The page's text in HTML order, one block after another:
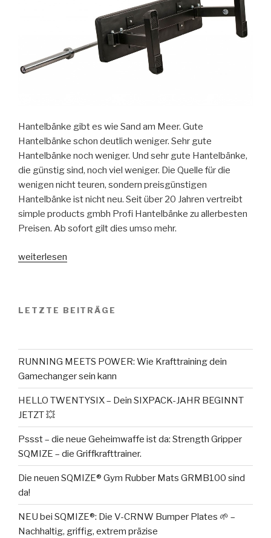
Hantelbänke gibt es wie Sand am Meer. Gute
Hantelbänke schon deutlich weniger. Sehr gute
Hantelbänke noch weniger. Und sehr gute Hantelbänke,
die günstig sind, noch viel weniger. Die Quelle für die
wenigen nicht teuren, sondern preisgünstigen
Hantelbänke ist nicht neu. Seit über 20 Jahren vertreibt
simple products gmbh Profi Hantelbänke zu allerbesten
Preisen. Ab sofort gilt dies umso mehr.
„Kein
Hantelbänke
jeder
Hinsicht!“
weiterlesen
LETZTE BEITRÄGE
RUNNING MEETS POWER: Wie Krafttraining dein
Gamechanger sein kann
HELLO TWENTYSIX – Dein SIXPACK-JAHR BEGINNT
JETZT 💥
Pssst – die neue Geheimwaffe ist da: Strength Gripper
SQMIZE – die Griffkrafttrainer.
Die neuen SQMIZE® Gym Rubber Mats GRMB100 sind
da!
NEU bei SQMIZE®: Die V-CRNW Bumper Plates 🌱 –
Nachhaltig, griffig, extrem präzise